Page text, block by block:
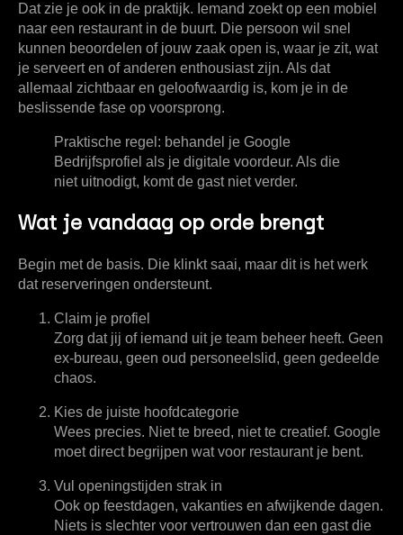
Dat zie je ook in de praktijk. Iemand zoekt op een mobiel
naar een restaurant in de buurt. Die persoon wil snel
kunnen beoordelen of jouw zaak open is, waar je zit, wat
je serveert en of anderen enthousiast zijn. Als dat
allemaal zichtbaar en geloofwaardig is, kom je in de
beslissende fase op voorsprong.
Praktische regel: behandel je Google
Bedrijfsprofiel als je digitale voordeur. Als die
niet uitnodigt, komt de gast niet verder.
Wat je vandaag op orde brengt
Begin met de basis. Die klinkt saai, maar dit is het werk
dat reserveringen ondersteunt.
Claim je profiel
Zorg dat jij of iemand uit je team beheer heeft. Geen
ex-bureau, geen oud personeelslid, geen gedeelde
chaos.
Kies de juiste hoofdcategorie
Wees precies. Niet te breed, niet te creatief. Google
moet direct begrijpen wat voor restaurant je bent.
Vul openingstijden strak in
Ook op feestdagen, vakanties en afwijkende dagen.
Niets is slechter voor vertrouwen dan een gast die